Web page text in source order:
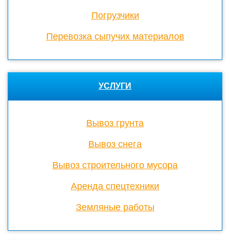
Погрузчики
Перевозка сыпучих материалов
УСЛУГИ
Вывоз грунта
Вывоз снега
Вывоз строительного мусора
Аренда спецтехники
Земляные работы